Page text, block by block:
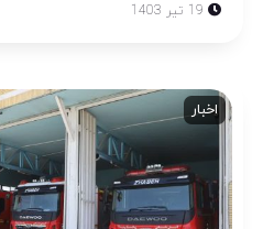
19 تیر 1403
اخبار